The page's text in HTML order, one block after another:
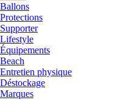
Ballons
Protections
Supporter
Lifestyle
Équipements
Beach
Entretien physique
Déstockage
Marques